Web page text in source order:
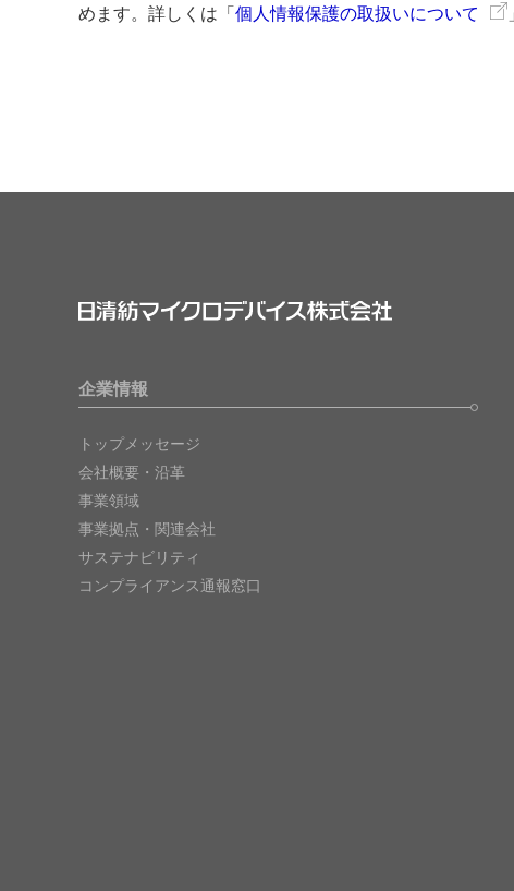
めます。詳しくは「 個人情報保護の取扱いについて
企業情報
トップメッセージ
会社概要・沿革
事業領域
事業拠点・関連会社
サステナビリティ
コンプライアンス通報窓口